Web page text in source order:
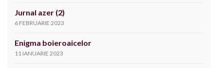
Jurnal azer (2)
6 FEBRUARIE 2023
Enigma boieroaicelor
11 IANUARIE 2023